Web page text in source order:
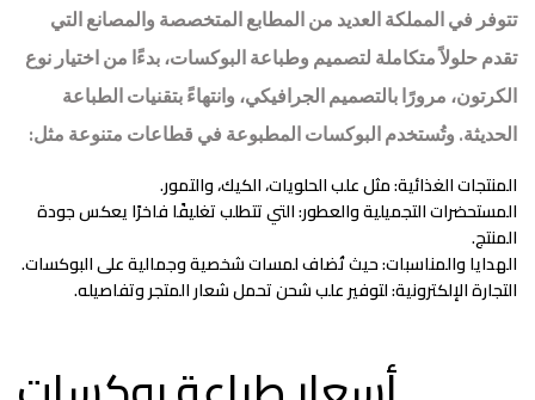
تتوفر في المملكة العديد من المطابع المتخصصة والمصانع التي
تقدم حلولاً متكاملة لتصميم وطباعة البوكسات، بدءًا من اختيار نوع
الكرتون، مرورًا بالتصميم الجرافيكي، وانتهاءً بتقنيات الطباعة
الحديثة. وتُستخدم البوكسات المطبوعة في قطاعات متنوعة مثل:
المنتجات الغذائية:مثل علب الحلويات، الكيك، والتمور.
المستحضرات التجميلية والعطور:التي تتطلب تغليفًا فاخرًا يعكس جودة
المنتج.
الهدايا والمناسبات:حيث تُضاف لمسات شخصية وجمالية على البوكسات.
التجارة الإلكترونية:لتوفير علب شحن تحمل شعار المتجر وتفاصيله.